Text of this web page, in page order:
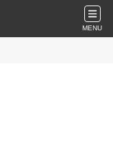
MENU